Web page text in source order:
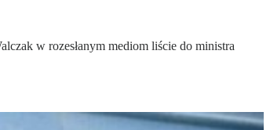
w rozesłanym mediom liście do ministra